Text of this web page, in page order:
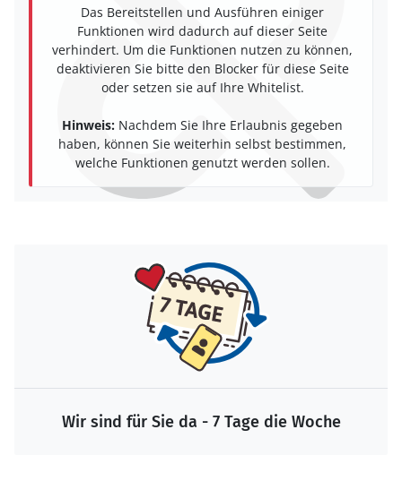
Das Bereitstellen und Ausführen einiger
Funktionen wird dadurch auf dieser Seite
verhindert. Um die Funktionen nutzen zu können,
deaktivieren Sie bitte den Blocker für diese Seite
oder setzen sie auf Ihre Whitelist.
Hinweis: Nachdem Sie Ihre Erlaubnis gegeben
haben, können Sie weiterhin selbst bestimmen,
welche Funktionen genutzt werden sollen.
Wir sind für Sie da - 7 Tage die Woche